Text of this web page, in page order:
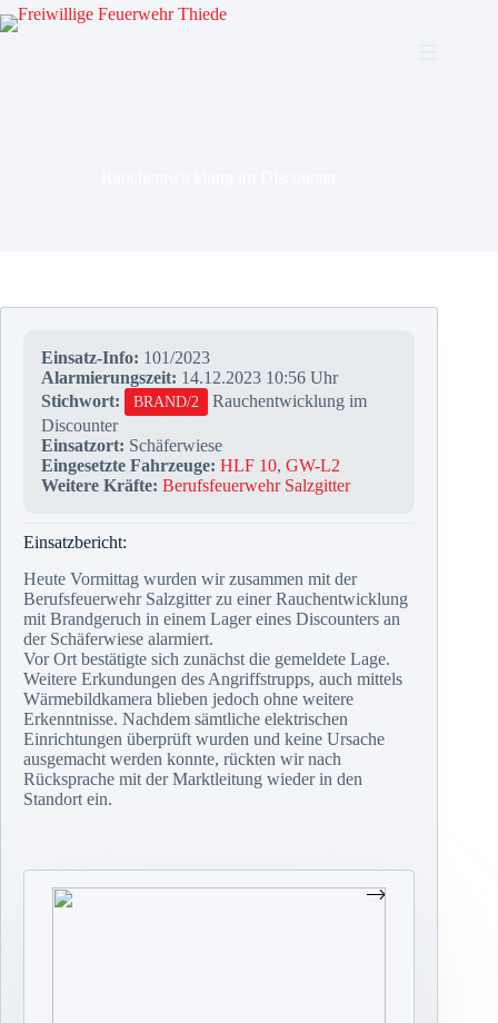
Zum
Inhalt
Einsatz-Info: 101/2023
Alarmierungszeit: 14.12.2023 10:56 Uhr
Stichwort:
BRAND/2
Rauchentwicklung im
Discounter
Einsatzort: Schäferwiese
Eingesetzte Fahrzeuge: HLF 10, GW-L2
Weitere Kräfte: Berufsfeuerwehr Salzgitter
Einsatzbericht:
Heute Vormittag wurden wir zusammen mit der
Berufsfeuerwehr Salzgitter zu einer Rauchentwicklung
mit Brandgeruch in einem Lager eines Discounters an
der Schäferwiese alarmiert.
Vor Ort bestätigte sich zunächst die gemeldete Lage.
Weitere Erkundungen des Angriffstrupps, auch mittels
Wärmebildkamera blieben jedoch ohne weitere
Erkenntnisse. Nachdem sämtliche elektrischen
Einrichtungen überprüft wurden und keine Ursache
ausgemacht werden konnte, rückten wir nach
Rücksprache mit der Marktleitung wieder in den
Standort ein.